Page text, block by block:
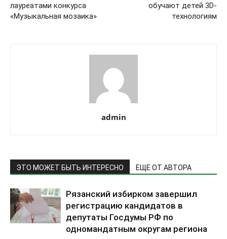
лауреатами конкурса
«Музыкальная мозаика»
обучают детей 3D-
технологиям
admin
ЭТО МОЖЕТ БЫТЬ ИНТЕРЕСНО ЕЩЕ ОТ АВТОРА
Рязанский избирком завершил
регистрацию кандидатов в
депутаты Госдумы РФ по
одномандатным округам региона